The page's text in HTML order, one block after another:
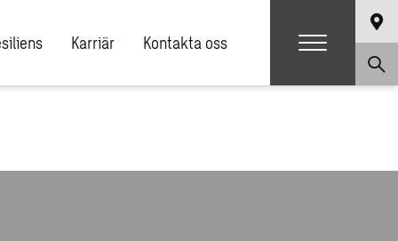
Karriär Kontakta oss